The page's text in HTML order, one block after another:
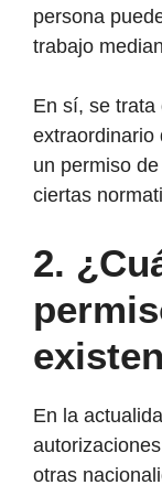
persona
trabajo
En sí, se trata
extraordinario
un permiso
ciertas
2.
En la
otras